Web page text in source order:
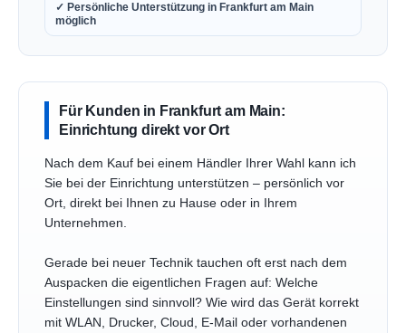
✓ Persönliche Unterstützung in Frankfurt am Main
möglich
Für Kunden in Frankfurt am Main:
Einrichtung direkt vor Ort
Nach dem Kauf bei einem Händler Ihrer Wahl kann ich
Sie bei der Einrichtung unterstützen – persönlich vor
Ort, direkt bei Ihnen zu Hause oder in Ihrem
Unternehmen.
Gerade bei neuer Technik tauchen oft erst nach dem
Auspacken die eigentlichen Fragen auf: Welche
Einstellungen sind sinnvoll? Wie wird das Gerät korrekt
mit WLAN, Drucker, Cloud, E-Mail oder vorhandenen